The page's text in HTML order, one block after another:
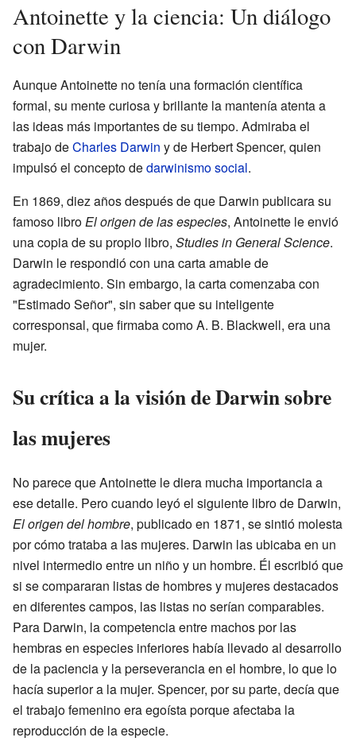
Antoinette y la ciencia: Un diálogo
con Darwin
Aunque Antoinette no tenía una formación científica
formal, su mente curiosa y brillante la mantenía atenta a
las ideas más importantes de su tiempo. Admiraba el
trabajo deCharles Darwin y de Herbert Spencer, quien
impulsó el concepto dedarwinismo social.
En 1869, diez años después de que Darwin publicara su
famoso libroEl origen de las especies, Antoinette le envió
una copia de su propio libro, Studies in General Science.
Darwin le respondió con una carta amable de
agradecimiento. Sin embargo, la carta comenzaba con
"Estimado Señor", sin saber que su inteligente
corresponsal, que firmaba como A. B. Blackwell, era una
mujer.
Su crítica a la visión de Darwin sobre
las mujeres
No parece que Antoinette le diera mucha importancia a
ese detalle. Pero cuando leyó el siguiente libro de Darwin,
El origen del hombre, publicado en 1871, se sintió molesta
por cómo trataba a las mujeres. Darwin las ubicaba en un
nivel intermedio entre un niño y un hombre. Él escribió que
si se compararan listas de hombres y mujeres destacados
en diferentes campos, las listas no serían comparables.
Para Darwin, la competencia entre machos por las
hembras en especies inferiores había llevado al desarrollo
de la paciencia y la perseverancia en el hombre, lo que lo
hacía superior a la mujer. Spencer, por su parte, decía que
el trabajo femenino era egoísta porque afectaba la
reproducción de la especie.